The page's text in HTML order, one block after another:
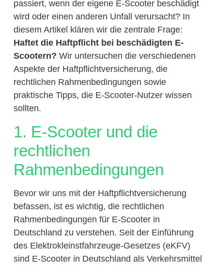
passiert, wenn der eigene E-Scooter beschädigt
wird oder einen anderen Unfall verursacht? In
diesem Artikel klären wir die zentrale Frage:
Haftet die Haftpflicht bei beschädigten E-
Scootern? Wir untersuchen die verschiedenen
Aspekte der Haftpflichtversicherung, die
rechtlichen Rahmenbedingungen sowie
praktische Tipps, die E-Scooter-Nutzer wissen
sollten.
1. E-Scooter und die
rechtlichen
Rahmenbedingungen
Bevor wir uns mit der Haftpflichtversicherung
befassen, ist es wichtig, die rechtlichen
Rahmenbedingungen für E-Scooter in
Deutschland zu verstehen. Seit der Einführung
des Elektrokleinstfahrzeuge-Gesetzes (eKFV)
sind E-Scooter in Deutschland als Verkehrsmittel